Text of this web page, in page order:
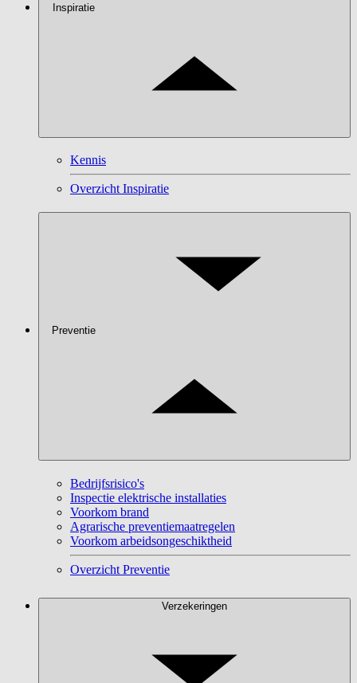
Inspiratie
Kennis
Overzicht Inspiratie
Preventie
Bedrijfsrisico's
Inspectie elektrische installaties
Voorkom brand
Agrarische preventiemaatregelen
Voorkom arbeidsongeschiktheid
Overzicht Preventie
Verzekeringen